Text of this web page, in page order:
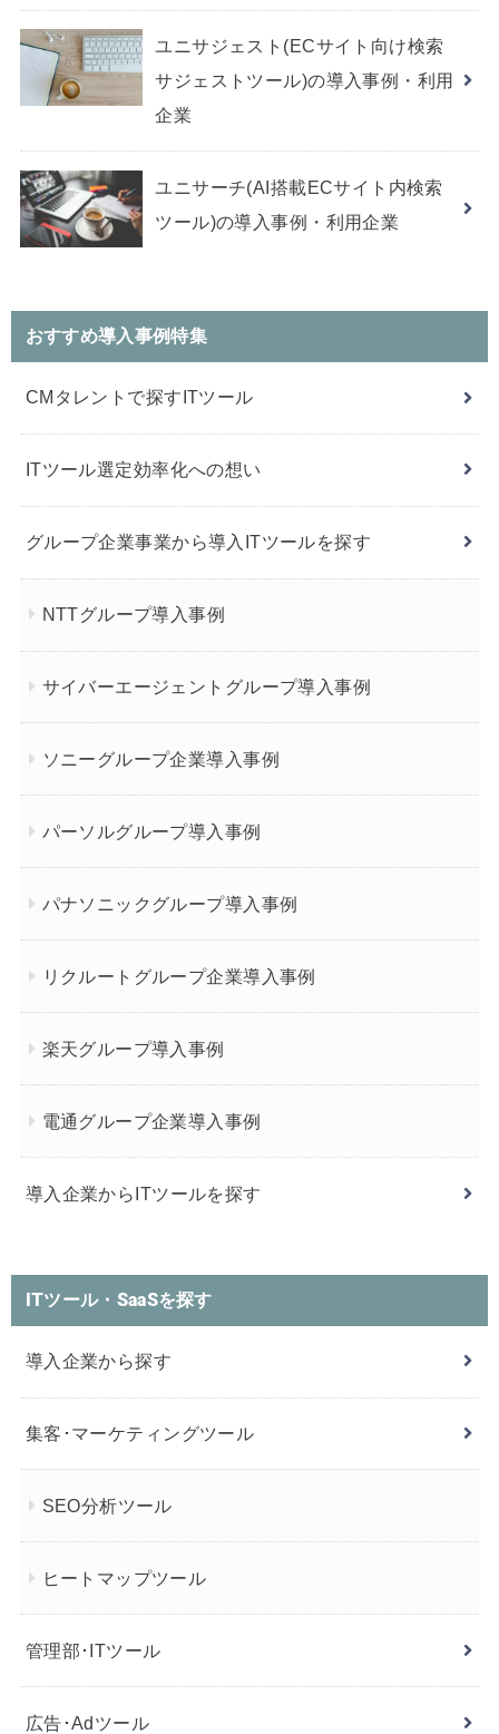
ユニサジェスト(ECサイト向け検索
サジェストツール)の導入事例・利用
企業
ユニサーチ(AI搭載ECサイト内検索
ツール)の導入事例・利用企業
おすすめ導入事例特集
CMタレントで探すITツール
ITツール選定効率化への想い
グループ企業事業から導入ITツールを探す
NTTグループ導入事例
サイバーエージェントグループ導入事例
ソニーグループ企業導入事例
パーソルグループ導入事例
パナソニックグループ導入事例
リクルートグループ企業導入事例
楽天グループ導入事例
電通グループ企業導入事例
導入企業からITツールを探す
ITツール・SaaSを探す
導入企業から探す
集客･マーケティングツール
SEO分析ツール
ヒートマップツール
管理部･ITツール
広告･Adツール